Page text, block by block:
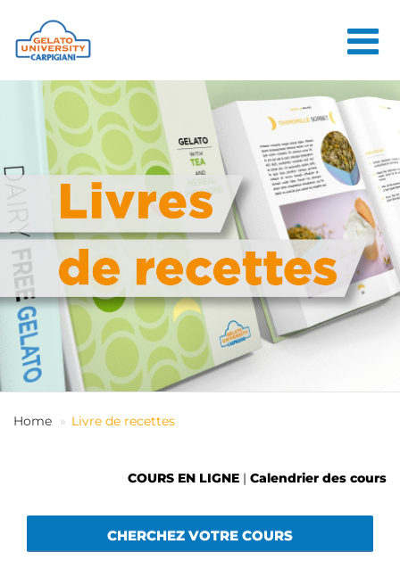
HOME
L'ÉCOLE
COURS EN
LIGNE
COURS
CONSEILS
CONTACTS
LOGIN
FR
Home Livre de recettes
COURS EN LIGNE | Calendrier des cours
CHERCHEZ VOTRE COURS